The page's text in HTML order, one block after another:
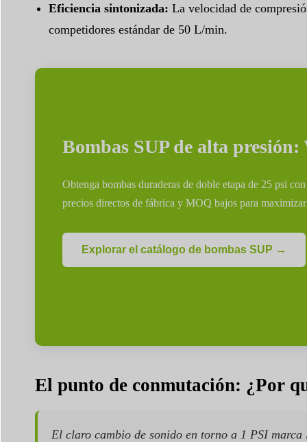
Eficiencia sintonizada: La velocidad de
competidores estándar de 50 L/min.
Bombas SUP de alta
Obtenga bombas duraderas de doble etapa de 25 psi
precios directos de fábrica y MOQ bajos para
Explorar el catálogo de bombas SUP →
El punto de conmutación: ¿Por
El claro cambio de sonido en torno a 1 PSI